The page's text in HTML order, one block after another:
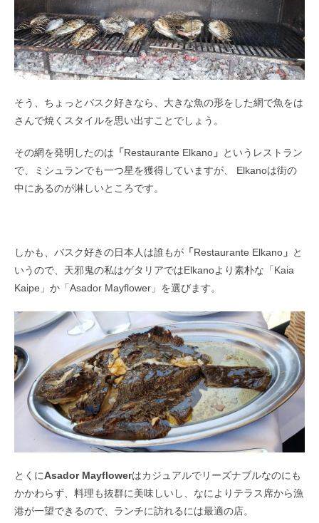
そう、ちょっとバスク好きなら、大きな魚の形をした網で魚をは
さんで焼くスタイルを思い出すことでしょう。
その網を発明したのは 「Restaurante Elkano 」 というレストラン
で、ミシュランでも一つ星を獲得していますが、 Elkanoは街の
中にあるのが淋しいところです。
しかも、バスク好きの日本人は誰もが 「Restaurante Elkano 」 と
いうので、天邪鬼の私はゲタリアではElkanoより素朴な「Kaia
Kaipe」か「Asador Mayflower」を選びます。
とくにAsador Mayflowerはカジュアルでリーズナブルなのにも
かかわらず、料理も抜群に美味しいし、なによりテラス席から漁
港が一望できるので、ランチに訪れるには最適の店。